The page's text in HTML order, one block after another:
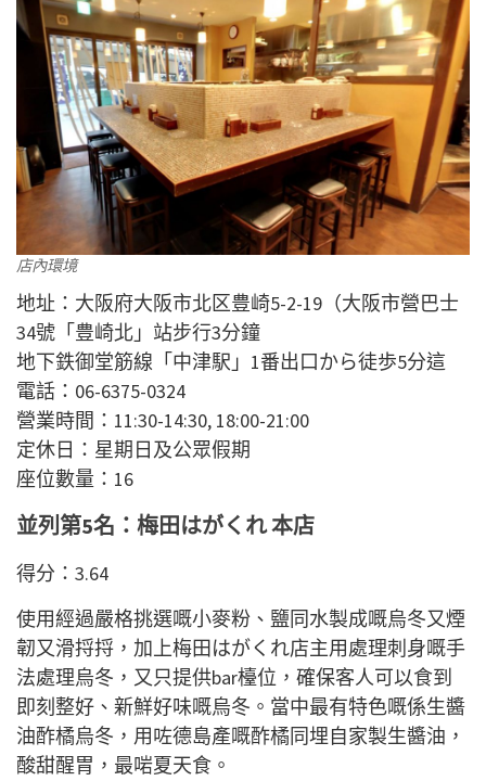
店內環境
地址：大阪府大阪市北区豊崎5-2-19（大阪市營巴士
34號「豊崎北」站步行3分鐘
地下鉄御堂筋線「中津駅」1番出口から徒歩5分這
電話：06-6375-0324
營業時間：11:30-14:30, 18:00-21:00
定休日：星期日及公眾假期
座位數量：16
並列第5名：梅田はがくれ 本店
得分：3.64
使用經過嚴格挑選嘅小麥粉、鹽同水製成嘅烏冬又煙
韌又滑捋捋，加上梅田はがくれ店主用處理刺身嘅手
法處理烏冬，又只提供bar檯位，確保客人可以食到
即刻整好、新鮮好味嘅烏冬。當中最有特色嘅係生醬
油酢橘烏冬，用咗德島產嘅酢橘同埋自家製生醬油，
酸甜醒胃，最啱夏天食。